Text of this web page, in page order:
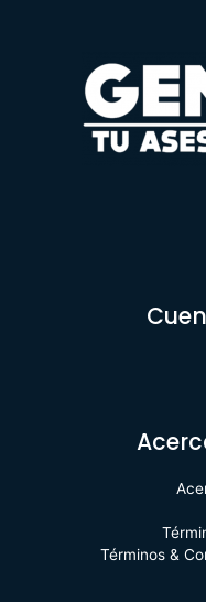
Términos &